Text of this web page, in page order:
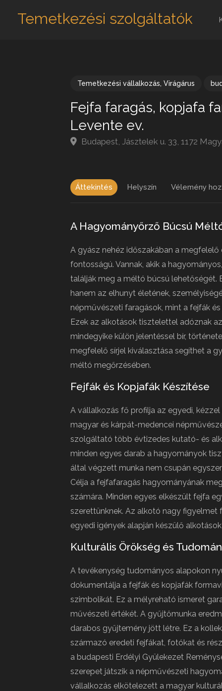
Temetkezési szolgáltatók
Temetkezési vállalkozás, Virágárus
Fejfa faragás, kopjafa
Levente ev.
Budapest, Jásztelek u. 33, 1172
Áttekintés Helyszín Vélemény
A Hagyományőrző Búcsú
A gyász nehéz időszakában a
fontosságú. Vannak, akik a
találják meg a méltó búcsú lehetőségét.
hanem az elhunyt életének,
népművészeti faragások, mint a fejfák
Ezek az alkotások tisztelettel adóznak
mindegyike külön jelentéssel bír,
megfelelő sírjel kiválasztása segíthet a
méltó megőrzésében.
Fejfák és Kopjafák Készítése
A vállalkozás fő profilja az egyedi,
magyar és kárpát-medencei
szolgáltató több évtizedes kutató- és
minden egyes darab a hagyományok
által végzett munka nem csupán
Célja a fejfafaragás hagyományának
számára. Minden egyes elkészült fejfa
szerettünknek. Az alkotó nagy figyelmet
egyedi igények alapján készülő
Kulturális Örökség és
A tevékenység tudományos alapokon
dokumentálja a fejfák és kopjafák
szimbolikát. Ez a mélyreható ismeret
művészeti értékét. A gyűjtőmunka
darabos gyűjtemény jött létre. Ez a
származó eredeti fejfákat, fotókat és
a budapesti Erdélyi Gyülekezet
szerepet játszik a népművészeti
vállalkozás elkötelezett a magyar